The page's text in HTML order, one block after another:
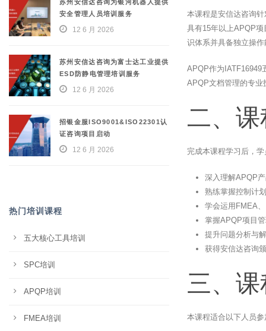
本课程是安信达咨询
具有15年以上APQP
识体系并具备独立操作
APQP作为
APQP文档管理的专业
二、
完成本课程学习后，
深入理解APQP
熟练掌握控制计
学会运用FMEA
掌握APQP项目
提升问题分析与
获得安信达咨询
三、
本课程适合以下人员参
苏州安信达咨询为银河机器人提供
安全管理人员培训服务
12 6 月 2026
苏州安信达咨询为富士达工业提供
ESD防静电管理培训服务
12 6 月 2026
招银金服ISO9001&ISO22301认
证咨询项目启动
12 6 月 2026
热门培训课程
五大核心工具培训
SPC培训
APQP培训
FMEA培训